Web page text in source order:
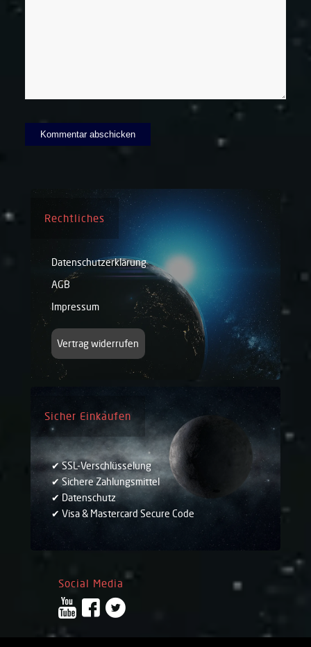
Rechtliches
Datenschutzerklärung
AGB
Impressum
Vertrag widerrufen
Sicher Einkaufen
✔ SSL-Verschlüsselung
✔ Sichere Zahlungsmittel
✔ Datenschutz
✔ Visa & Mastercard Secure Code
Social Media